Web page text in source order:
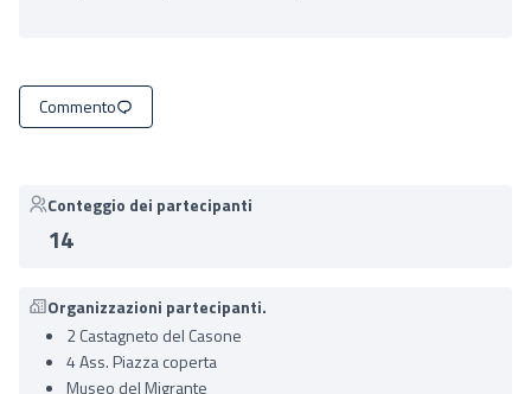
Commento
Conteggio dei partecipanti
14
Organizzazioni partecipanti.
2 Castagneto del Casone
4 Ass. Piazza coperta
Museo del Migrante